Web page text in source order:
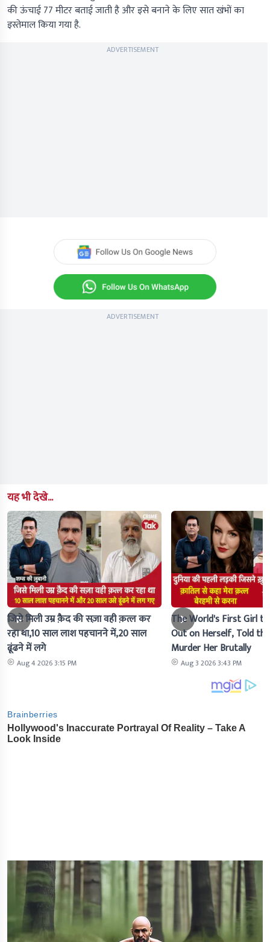
की ऊंचाई 77 मीटर बताई जाती है और इसे बनाने के लिए सात खंभों का
इस्तेमाल किया गया है.
ADVERTISEMENT
ADVERTISEMENT
यह भी देखे...
जिसे मिली उम्र क़ैद की सज़ा वही क़त्ल कर
रहा था,10 साल लाश पहचानने में,20 साल
ढूंढने में लगे
Aug 4 2026 3:15 PM
The World's First Girl
Out on Herself, Told
Murder Her Brutally
Aug 3 2026 3:43 PM